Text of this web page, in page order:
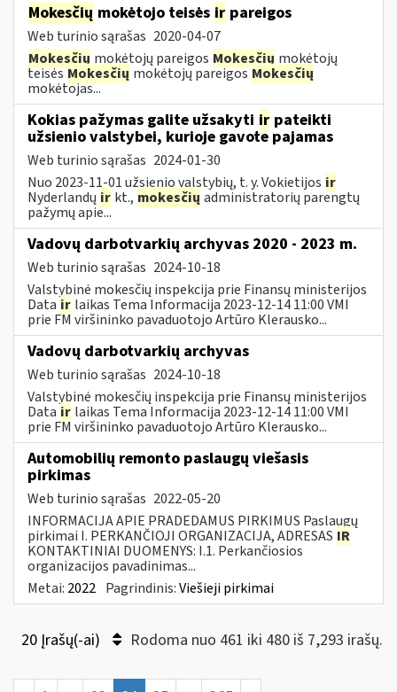
Mokesčių mokėtojo teisės ir pareigos
Web turinio sąrašas 2020-04-07
Mokesčių mokėtojų pareigos Mokesčių mokėtojų
teisėsMokesčių mokėtojų pareigosMokesčių
mokėtojas...
Kokias pažymas galite užsakyti ir pateikti
užsienio valstybei, kurioje gavote pajamas
Web turinio sąrašas 2024-01-30
Nuo 2023-11-01 užsienio valstybių, t. y. Vokietijos ir
Nyderlandų ir kt., mokesčių administratorių parengtų
pažymų apie...
Vadovų darbotvarkių archyvas 2020 - 2023 m.
Web turinio sąrašas 2024-10-18
Valstybinė mokesčių inspekcija prie Finansų ministerijos
Data ir laikas Tema Informacija 2023-12-14 11:00 VMI
prie FM viršininko pavaduotojo Artūro Klerausko...
Vadovų darbotvarkių archyvas
Web turinio sąrašas 2024-10-18
Valstybinė mokesčių inspekcija prie Finansų ministerijos
Data ir laikas Tema Informacija 2023-12-14 11:00 VMI
prie FM viršininko pavaduotojo Artūro Klerausko...
Automobilių remonto paslaugų viešasis
pirkimas
Web turinio sąrašas 2022-05-20
INFORMACIJA APIE PRADEDAMUS PIRKIMUS Paslaugų
pirkimai I. PERKANČIOJI ORGANIZACIJA, ADRESAS IR
KONTAKTINIAI DUOMENYS: I.1. Perkančiosios
organizacijos pavadinimas...
Metai: 2022 Pagrindinis:Viešieji pirkimai
20 Įrašų(-ai) Rodoma nuo 461 iki 480 iš 7,293 irašų.